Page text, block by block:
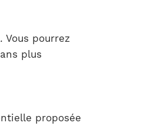
pourrez
plus
proposée